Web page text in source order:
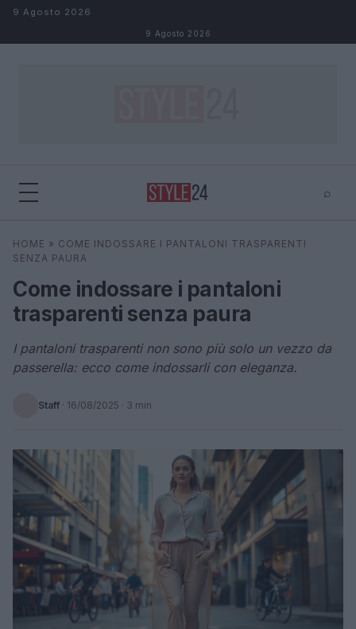
Salta al contenuto
9 Agosto 2026
9 Agosto 2026
⌕
Cerca ⌕
HOME » COME INDOSSARE I PANTALONI TRASPARENTI
SENZA PAURA
Come indossare i pantaloni
trasparenti senza paura
I pantaloni trasparenti non sono più solo un vezzo da
passerella: ecco come indossarli con eleganza.
Staff · 16/08/2025 · 3 min